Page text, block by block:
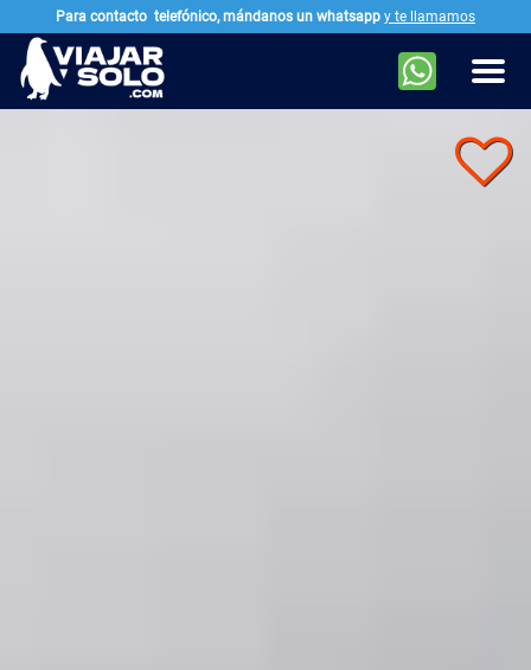
Ir al contenido principal
Para contacto telefónico, mándanos un whatsapp y te llamamos